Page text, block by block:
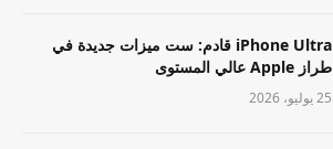
iPhone Ultra قادم: ست ميزات جديدة في
طراز Apple عالي المستوى
25 يوليو، 2026